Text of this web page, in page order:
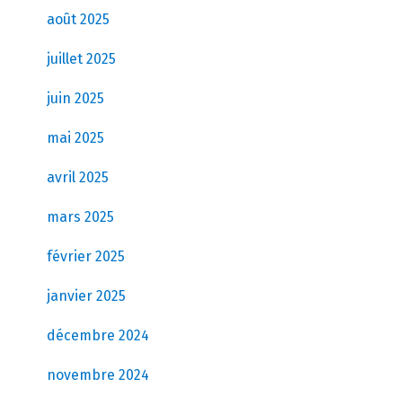
août 2025
juillet 2025
juin 2025
mai 2025
avril 2025
mars 2025
février 2025
janvier 2025
décembre 2024
novembre 2024